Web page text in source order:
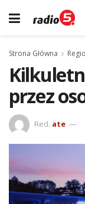
Strona Główna
przez
Red. ate